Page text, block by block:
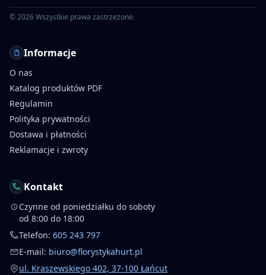
©2026Wszystkie prawa zastrzeżone.
Informacje
O nas
Katalog produktów PDF
Regulamin
Polityka prywatności
Dostawa i płatności
Reklamacje i zwroty
Kontakt
Czynne od poniedziałku do soboty
od 8:00 do 18:00
Telefon: 605 243 797
E-mail: biuro@florystykahurt.pl
ul. Kraszewskiego 402, 37-100 Łańcut